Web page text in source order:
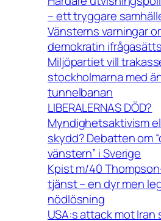
– ett tryggare
Vänsterns varningar
demokratin ifrågasätts
Miljöpartiet vill
stockholmarna med
tunnelbanan
LIBERALERNAS DÖD?
Myndighetsaktivism
skydd? Debatten om
vänstern” i Sverige
Kpist m/40
tjänst – en dyr men
nödlösning
USA:s attack mot Iran